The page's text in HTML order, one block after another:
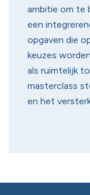
ambitie om te
een
opgaven die
keuzes
als ruimtelijk
masterclass
en het